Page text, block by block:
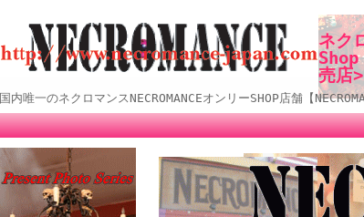
ネク
売店>
国内唯一のネクロマンスNECROMANCEオンリーSHOP店舗【